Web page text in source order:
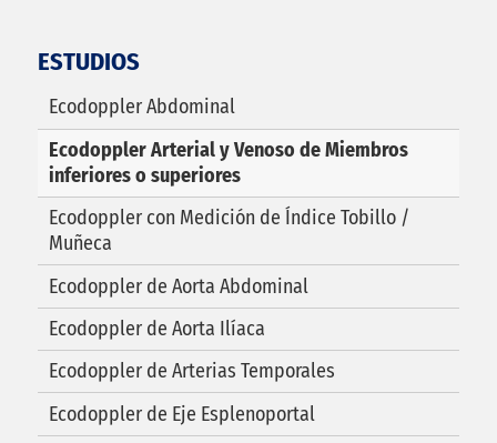
ESTUDIOS
Ecodoppler Abdominal
Ecodoppler Arterial y Venoso de Miembros
inferiores o superiores
Ecodoppler con Medición de Índice Tobillo /
Muñeca
Ecodoppler de Aorta Abdominal
Ecodoppler de Aorta Ilíaca
Ecodoppler de Arterias Temporales
Ecodoppler de Eje Esplenoportal